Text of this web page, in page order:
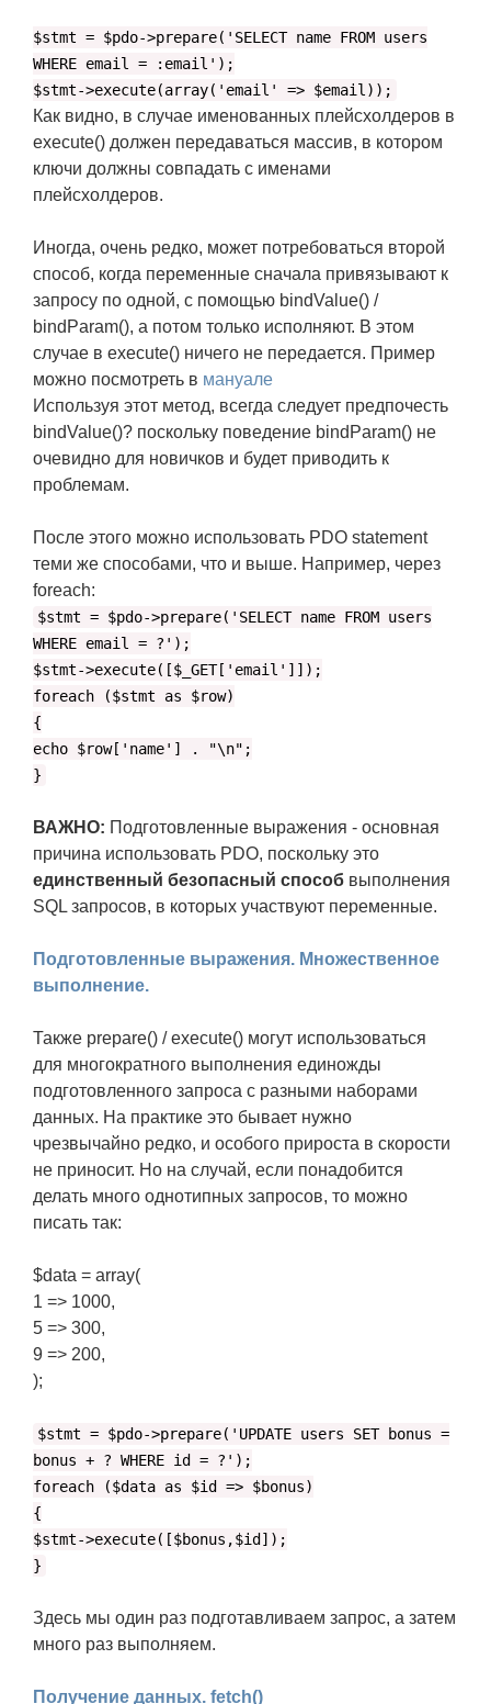
$stmt = $pdo->prepare('SELECT name FROM users
WHERE email = :email');
$stmt->execute(array('email' => $email));
Как видно, в случае именованных плейсхолдеров в
execute() должен передаваться массив, в котором
ключи должны совпадать с именами
плейсхолдеров.
Иногда, очень редко, может потребоваться второй
способ, когда переменные сначала привязывают к
запросу по одной, с помощью bindValue() /
bindParam(), а потом только исполняют. В этом
случае в execute() ничего не передается. Пример
можно посмотреть в мануале
Используя этот метод, всегда следует предпочесть
bindValue()? поскольку поведение bindParam() не
очевидно для новичков и будет приводить к
проблемам.
После этого можно использовать PDO statement
теми же способами, что и выше. Например, через
foreach:
$stmt = $pdo->prepare('SELECT name FROM users
WHERE email = ?');
$stmt->execute([$_GET['email']]);
foreach ($stmt as $row)
{
echo $row['name'] . "\n";
}
ВАЖНО: Подготовленные выражения - основная
причина использовать PDO, поскольку это
единственный безопасный способ выполнения
SQL запросов, в которых участвуют переменные.
Подготовленные выражения. Множественное
выполнение.
Также prepare() / execute() могут использоваться
для многократного выполнения единожды
подготовленного запроса с разными наборами
данных. На практике это бывает нужно
чрезвычайно редко, и особого прироста в скорости
не приносит. Но на случай, если понадобится
делать много однотипных запросов, то можно
писать так:
$data = array(
1 => 1000,
5 => 300,
9 => 200,
);
$stmt = $pdo->prepare('UPDATE users SET bonus =
bonus + ? WHERE id = ?');
foreach ($data as $id => $bonus)
{
$stmt->execute([$bonus,$id]);
}
Здесь мы один раз подготавливаем запрос, а затем
много раз выполняем.
Получение данных. fetch()